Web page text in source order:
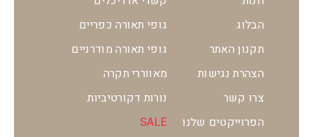
הבלוג
תקנון האתר
הצהרת נגישות
צרו קשר
הפרוייקטים שלנו
גופי תאורה כפריים
גופי תאורה מודרניים
מאווררי תקרה
נורות דקורטיביות
SALE